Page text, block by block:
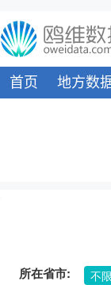
首页 地方数
所在省市: 不限